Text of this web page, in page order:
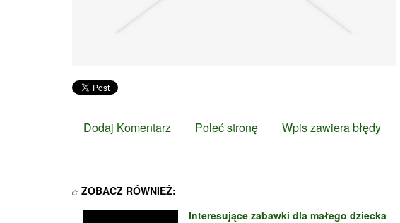
Dodaj Komentarz Poleć stronę Wpis zawiera błędy
ZOBACZ RÓWNIEŻ:
Interesujące zabawki dla małego dziecka